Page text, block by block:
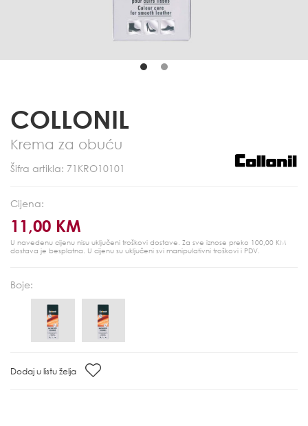
COLLONIL
Krema za obuću
Šifra artikla: 71KRO10101
Cijena:
11,00 KM
U navedenu cijenu nisu uključeni troškovi dostave. Za sve iznose preko 100,00 KM
dostava je besplatna. U cijenu su uključeni svi manipulativni troškovi i PDV.
Boje:
Dodaj u listu želja